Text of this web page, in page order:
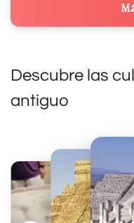
Descubre las
antiguo